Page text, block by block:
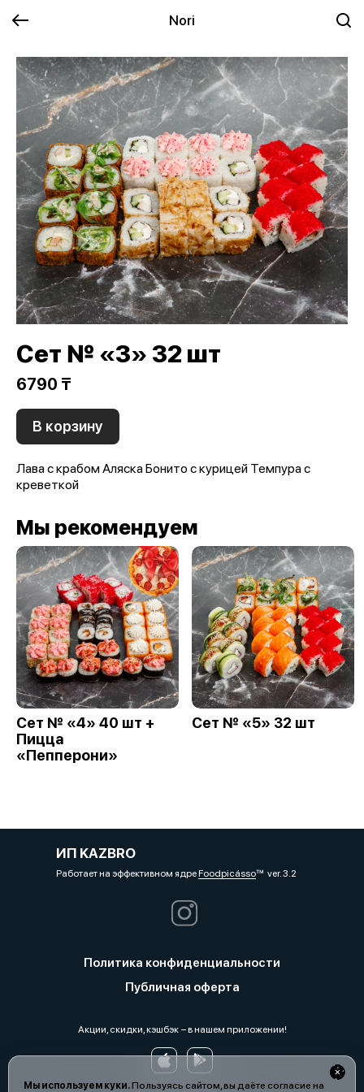
Nori
Мы используем куки.Пользуясь сайтом, вы даёте согласие на
Сет № «3» 32 шт
6790 ₸
В корзину
Лава с крабом Аляска Бонито с курицей Темпура с
креветкой
Мы рекомендуем
Сет № «4» 40 шт +
Пицца
«Пепперони»
Сет № «5» 32 шт
ИП KAZBRO
Работает на эффективном ядреFoodpicássover. 3.2
Политика конфиденциальности
Публичная оферта
Акции, скидки, кэшбэк − в нашем приложении!